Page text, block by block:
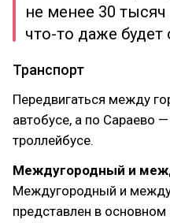
не менее 30
что-то даже будет
Транспорт
Передвигаться между
автобусе, а по Сараево
троллейбусе.
Междугородный и
Междугородный и
представлен в